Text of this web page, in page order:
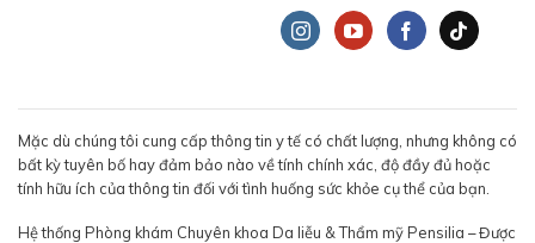
Mặc dù chúng tôi cung cấp thông tin y tế có chất lượng, nhưng không có
bất kỳ tuyên bố hay đảm bảo nào về tính chính xác, độ đầy đủ hoặc
tính hữu ích của thông tin đối với tình huống sức khỏe cụ thể của bạn.
Hệ thống Phòng khám Chuyên khoa Da liễu & Thẩm mỹ Pensilia – Được